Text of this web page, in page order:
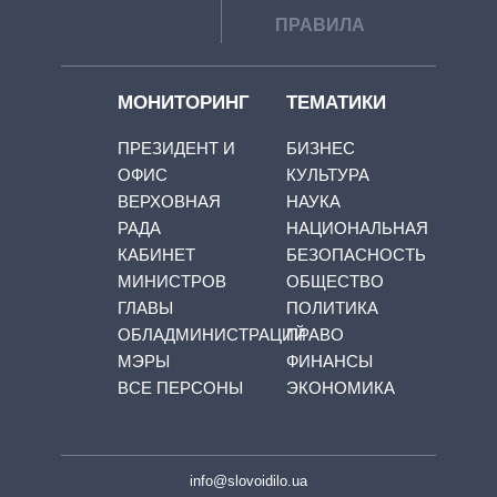
ПРАВИЛА
МОНИТОРИНГ
ПРЕЗИДЕНТ И
ОФИС
ВЕРХОВНАЯ
РАДА
КАБИНЕТ
МИНИСТРОВ
ГЛАВЫ
ОБЛАДМИНИСТРАЦИЙ
МЭРЫ
ВСЕ ПЕРСОНЫ
ТЕМАТИКИ
БИЗНЕС
КУЛЬТУРА
НАУКА
НАЦИОНАЛЬНАЯ
БЕЗОПАСНОСТЬ
ОБЩЕСТВО
ПОЛИТИКА
ПРАВО
ФИНАНСЫ
ЭКОНОМИКА
info@slovoidilo.ua